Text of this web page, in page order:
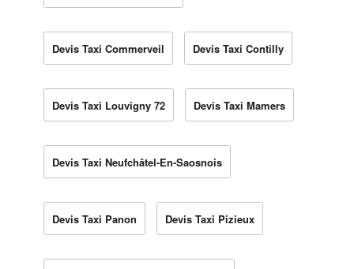
Devis Taxi Commerveil Devis Taxi Contilly
Devis Taxi Louvigny 72 Devis Taxi Mamers
Devis Taxi Neufchâtel-En-Saosnois
Devis Taxi Panon Devis Taxi Pizieux